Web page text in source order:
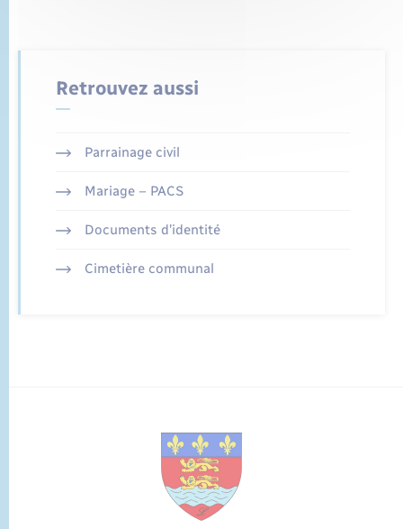
Retrouvez aussi
Parrainage civil
Mariage – PACS
Documents d’identité
Cimetière communal